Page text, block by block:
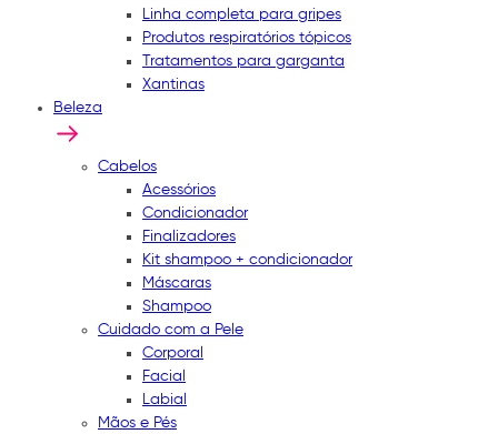
Linha completa para gripes
Produtos respiratórios tópicos
Tratamentos para garganta
Xantinas
Beleza
Cabelos
Acessórios
Condicionador
Finalizadores
Kit shampoo + condicionador
Máscaras
Shampoo
Cuidado com a Pele
Corporal
Facial
Labial
Mãos e Pés